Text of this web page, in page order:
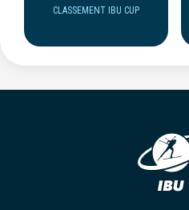
CLASSEMENT IBU CUP